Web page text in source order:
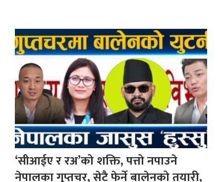
‘सीआईए र रअ’को शक्ति, पत्तो नपाउने
नेपालका गुप्तचर, सेटै फेर्ने बालेनको तयारी,